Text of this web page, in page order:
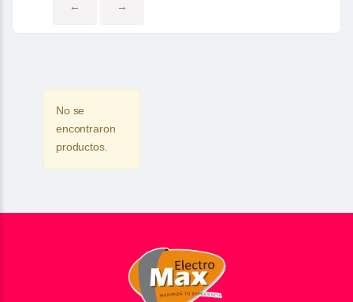
← →
No se
encontraron
productos.